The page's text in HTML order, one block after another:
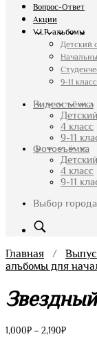
Вопрос-Ответ
Акции
V.I.P. альбомы
Детский
9-11
Видеосъёмка
4 класс
9-11
Фотосъёмка
4 класс
9-11
Выбор города
Главная /
альбомы для
1,000₽ – 2,190₽